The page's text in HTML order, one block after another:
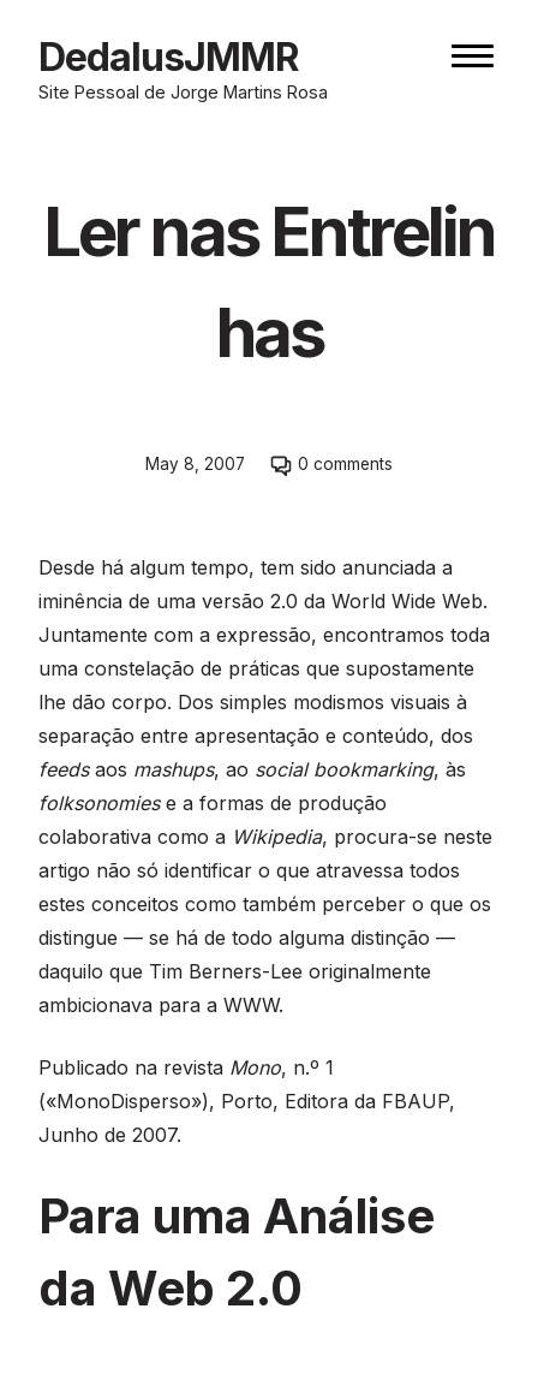
contentDedalusJMMR
Site Pessoal de Jorge Martins Rosa
Ler nas Entrelin
has
May 8, 2007 0 comments
Desde há algum tempo, tem sido anunciada a
iminência de uma versão 2.0 da World Wide Web.
Juntamente com a expressão, encontramos toda
uma constelação de práticas que supostamente
lhe dão corpo. Dos simples modismos visuais à
separação entre apresentação e conteúdo, dos
feedsaos mashups, ao social bookmarking, às
folksonomiese a formas de produção
colaborativa como a Wikipedia, procura-se neste
artigo não só identificar o que atravessa todos
estes conceitos como também perceber o que os
distingue — se há de todo alguma distinção —
daquilo que Tim Berners-Lee originalmente
ambicionava para a WWW.
Publicado na revista Mono, n.º 1
(«MonoDisperso»), Porto, Editora da FBAUP,
Junho de 2007.
Para uma Análise
da Web 2.0